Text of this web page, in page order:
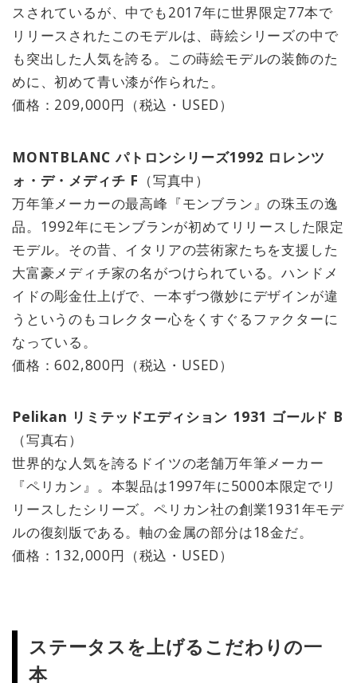
スされているが、中でも2017年に世界限定77本で
リリースされたこのモデルは、蒔絵シリーズの中で
も突出した人気を誇る。この蒔絵モデルの装飾のた
めに、初めて青い漆が作られた。
価格：209,000円（税込・USED）
MONTBLANC パトロンシリーズ1992 ロレンツ
ォ・デ・メディチ F （写真中）
万年筆メーカーの最高峰『モンブラン』の珠玉の逸
品。1992年にモンブランが初めてリリースした限定
モデル。その昔、イタリアの芸術家たちを支援した
大富豪メディチ家の名がつけられている。ハンドメ
イドの彫金仕上げで、一本ずつ微妙にデザインが違
うというのもコレクター心をくすぐるファクターに
なっている。
価格：602,800円（税込・USED）
Pelikan リミテッドエディション 1931 ゴールド B
（写真右）
世界的な人気を誇るドイツの老舗万年筆メーカー
『ペリカン』。本製品は1997年に5000本限定でリ
リースしたシリーズ。ペリカン社の創業1931年モデ
ルの復刻版である。軸の金属の部分は18金だ。
価格：132,000円（税込・USED）
ステータスを上げるこだわりの一
本